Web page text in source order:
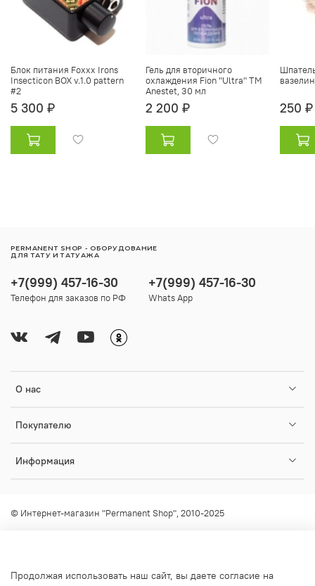
Блок питания Foxxx Irons
Insecticon BOX v.1.0 pattern
#2
5 300 ₽
Гель для вторичного
охлаждения Fion "Ultra" ТМ
Anestet, 30 мл
2 200 ₽ 250 ₽
О нас
Покупателю
Информация
+7(999) 457-16-30
Телефон для заказов по РФ
+7(999) 457-16-30
Whats App
PERMANENT SHOP - ОБОРУДОВАНИЕ
ДЛЯ ТАТУ И ТАТУАЖА
© Интернет-магазин "Permanent Shop", 2010-2025
Продолжая использовать наш сайт, вы даете согласие на